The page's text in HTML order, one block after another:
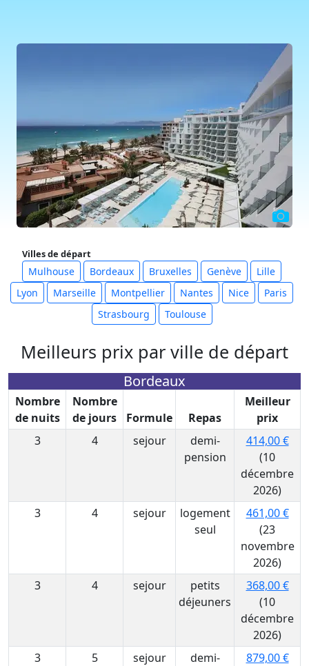
Villes de départ
Mulhouse Bordeaux Bruxelles Genève
Lille
Lyon
Marseille Montpellier Nantes Nice
Paris
Strasbourg
Toulouse
Meilleurs prix par ville de départ
Bordeaux
Nombre
de nuits
Nombre
de jours
Formule Repas
Meilleur
prix
3
4 sejour
demi-
pension
414,00 €
(10
décembre
2026)
3
4 sejour
logement
seul
461,00 €
(23
novembre
2026)
3
4 sejour
petits
déjeuners
368,00 €
(10
décembre
2026)
3
5 sejour
demi-
879,00 €